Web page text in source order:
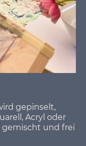
gepinselt,
Acryl oder
gemischt und frei